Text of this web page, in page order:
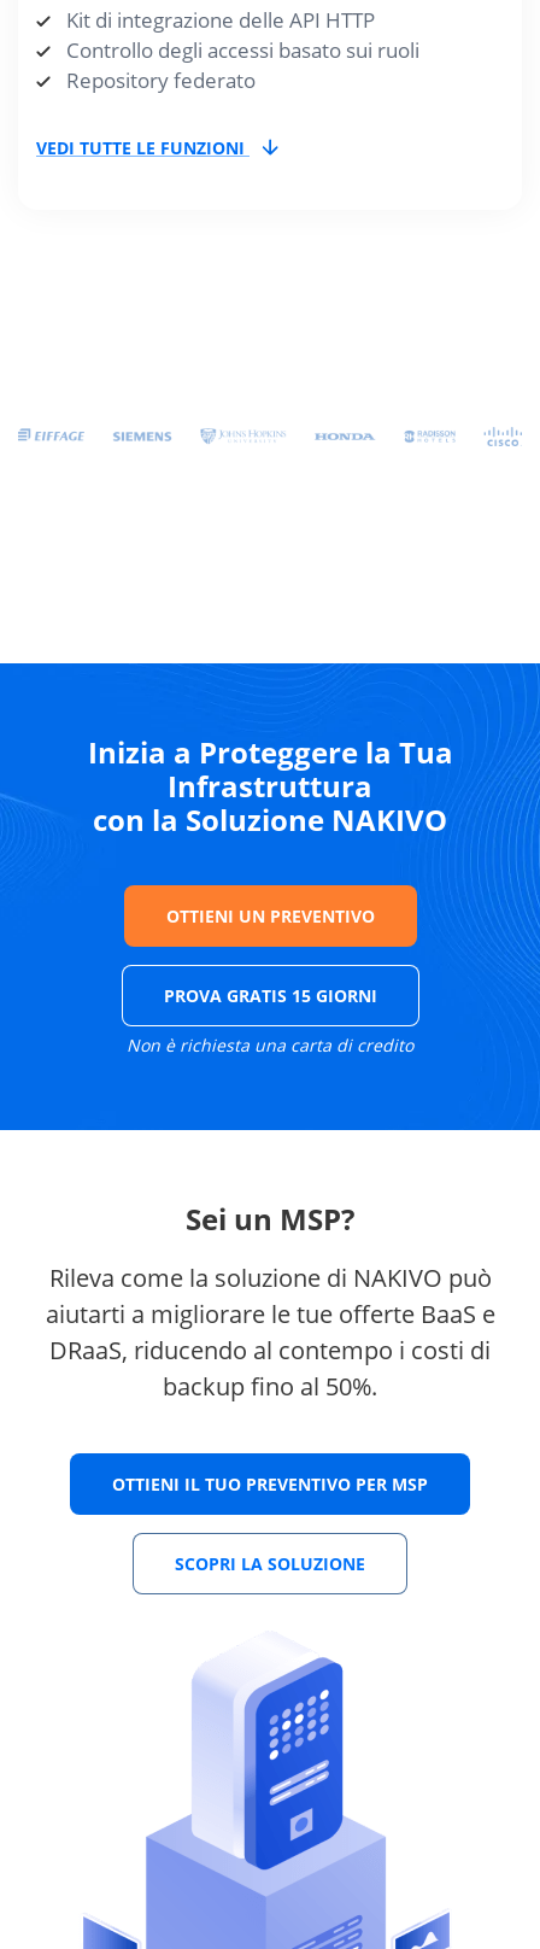
Kit di integrazione delle API HTTP
Controllo degli accessi basato sui ruoli
Repository federato
VEDI TUTTE LE FUNZIONI
Inizia a Proteggere la Tua
Infrastruttura
con la Soluzione NAKIVO
OTTIENI UN PREVENTIVO
PROVA GRATIS 15 GIORNI
Non è richiesta una carta di credito
Sei un MSP?
Rileva come la soluzione di NAKIVO può
aiutarti a migliorare le tue offerte BaaS e
DRaaS, riducendo al contempo i costi di
backup fino al 50%.
OTTIENI IL TUO PREVENTIVO PER MSP
SCOPRI LA SOLUZIONE